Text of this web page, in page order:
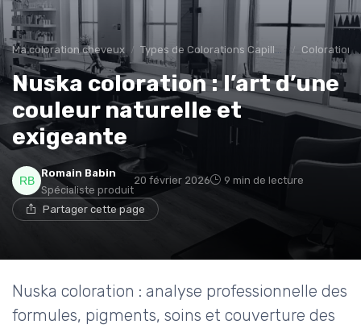
Ma coloration cheveux Types de Colorations Capillaires
Nuska coloration : l’art d’une
couleur naturelle et
exigeante
Romain Babin
Spécialiste produit
20 février 2026 9 min de lecture
Partager cette page
Nuska coloration : analyse professionnelle des
formules, pigments, soins et couverture des